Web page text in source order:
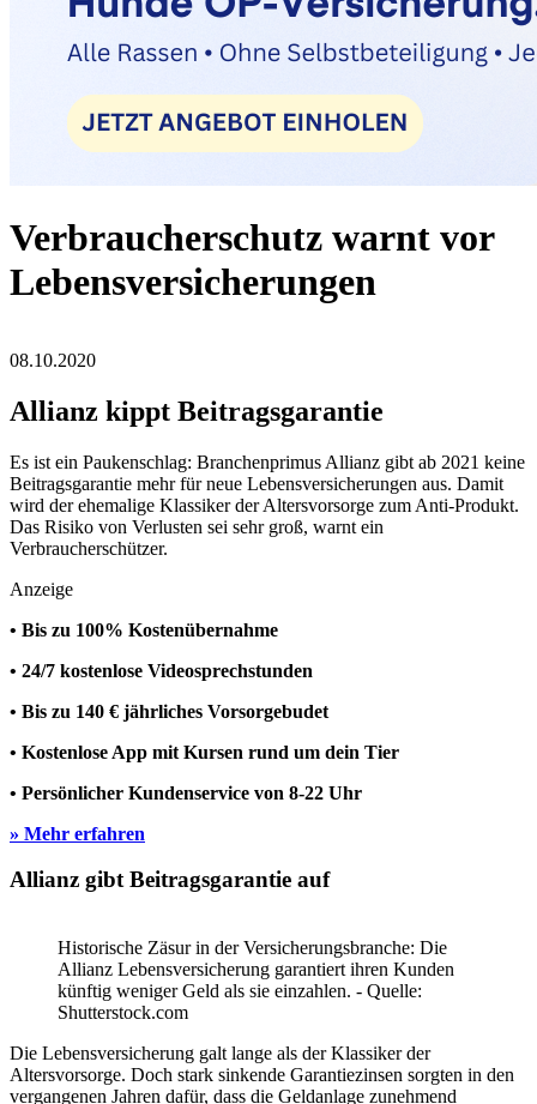
Verbraucherschutz warnt vor
Lebensversicherungen
08.10.2020
Allianz kippt Beitragsgarantie
Es ist ein Paukenschlag: Branchenprimus Allianz gibt ab 2021 keine
Beitragsgarantie mehr für neue Lebensversicherungen aus. Damit
wird der ehemalige Klassiker der Altersvorsorge zum Anti-Produkt.
Das Risiko von Verlusten sei sehr groß, warnt ein
Verbraucherschützer.
Anzeige
• Bis zu 100% Kostenübernahme
• 24/7 kostenlose Videosprechstunden
• Bis zu 140 € jährliches Vorsorgebudet
• Kostenlose App mit Kursen rund um dein Tier
• Persönlicher Kundenservice von 8-22 Uhr
» Mehr erfahren
Allianz gibt Beitragsgarantie auf
Historische Zäsur in der Versicherungsbranche: Die
Allianz Lebensversicherung garantiert ihren Kunden
künftig weniger Geld als sie einzahlen. - Quelle:
Shutterstock.com
Die Lebensversicherung galt lange als der Klassiker der
Altersvorsorge. Doch stark sinkende Garantiezinsen sorgten in den
vergangenen Jahren dafür, dass die Geldanlage zunehmend